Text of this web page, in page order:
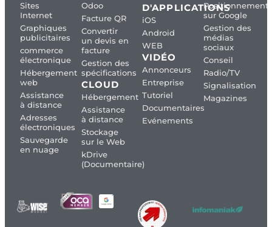
Sites
Internet
Graphiques
publicitaires
commerce
électronique
Hébergement
web
Assistance
à distance
Adresses
électroniques
Sauvegarde
en nuage
Odoo
Facture QR
Convertir
un devis en
facture
Gestion des
spécifications
CLOUD
Hébergement
Assistance
à distance
Stockage
sur le Web
kDrive
(Documentaire)
D'APPLICATIONS
iOS
Android
WEB
VIDÉO
Annonceurs
Entreprise
Tutoriel
Documentaires
Evénements
Positionnement
sur Google
Gestion des
médias
sociaux
Conseil
Radio/TV
Signalisation
Magazines